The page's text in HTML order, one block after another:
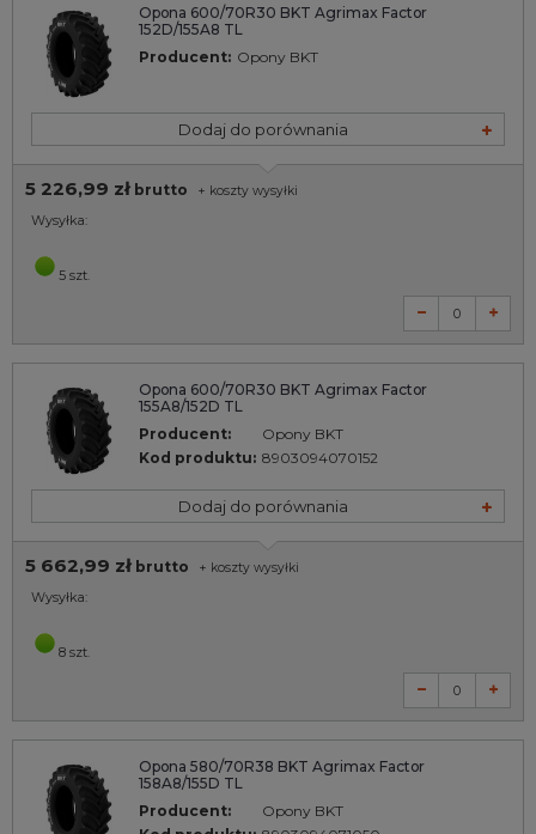
Opona 600/70R30 BKT Agrimax Factor
152D/155A8 TL
Producent: Opony BKT
Dodaj do porównania
5 226,99 zł brutto + koszty wysyłki
Wysyłka:
5 szt.
Opona 600/70R30 BKT Agrimax Factor
155A8/152D TL
Producent:
Opony BKT
Kod produktu: 8903094070152
Dodaj do porównania
5 662,99 zł brutto + koszty wysyłki
Wysyłka:
8 szt.
Opona 580/70R38 BKT Agrimax Factor
158A8/155D TL
Producent:
Opony BKT